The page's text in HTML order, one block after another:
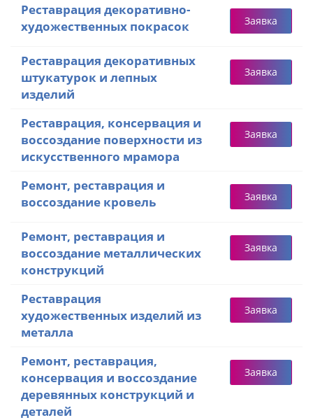
Реставрация декоративно-
художественных покрасок
Заявка
Реставрация декоративных
штукатурок и лепных
изделий
Заявка
Реставрация, консервация и
воссоздание поверхности из
искусственного мрамора
Заявка
Ремонт, реставрация и
воссоздание кровель
Заявка
Ремонт, реставрация и
воссоздание металлических
конструкций
Заявка
Реставрация
художественных изделий из
металла
Заявка
Ремонт, реставрация,
консервация и воссоздание
деревянных конструкций и
деталей
Заявка